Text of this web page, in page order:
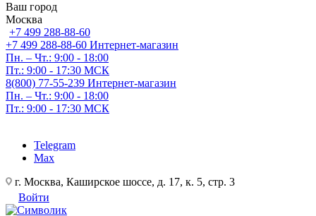
Ваш город
Москва
+7 499 288-88-60
+7 499 288-88-60 Интернет-магазин
Пн. – Чт.: 9:00 - 18:00
Пт.: 9:00 - 17:30 МСК
8(800) 77-55-239 Интернет-магазин
Пн. – Чт.: 9:00 - 18:00
Пт.: 9:00 - 17:30 МСК
Telegram
Max
г. Москва, Каширское шоссе, д. 17, к. 5, стр. 3
Войти